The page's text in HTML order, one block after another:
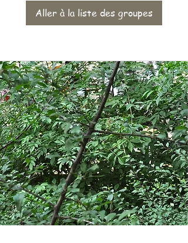
Aller à la liste des groupes